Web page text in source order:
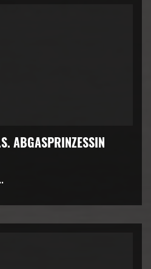
ABGASPRINZESSIN